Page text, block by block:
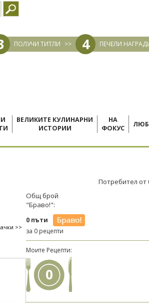
ПОЛУЧИ ТИТЛИ >> 4 ПЕЧЕЛИ
ВЕЛИКИТЕ КУЛИНАРНИ
ИСТОРИИ
НА
ФОКУС
Потребител от
>>
Общ брой
"Браво!":
0 пъти
за 0 рецепти
Моите Рецепти:
0